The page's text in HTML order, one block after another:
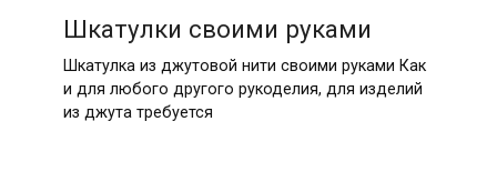
Шкатулки своими руками
Шкатулка из джутовой нити своими руками Как
и для любого другого рукоделия, для изделий
из джута требуется